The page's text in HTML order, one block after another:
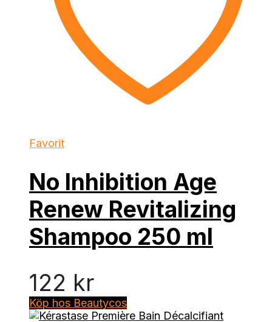
Favorit
No Inhibition Age
Renew Revitalizing
Shampoo 250 ml
122 kr
Köp hos Beautycos